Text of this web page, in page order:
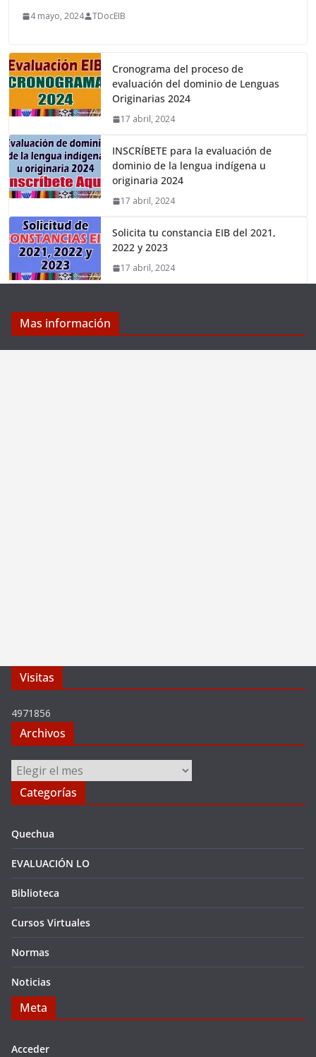
4 mayo, 2024 TDocEIB
Cronograma del proceso de
evaluación del dominio de Lenguas
Originarias 2024
17 abril, 2024
INSCRÍBETE para la evaluación de
dominio de la lengua indígena u
originaria 2024
17 abril, 2024
Solicita tu constancia EIB del 2021,
2022 y 2023
17 abril, 2024
Mas información
Visitas
4971856
Archivos
Archivos
Categorías
Quechua
EVALUACIÓN LO
Biblioteca
Cursos Virtuales
Normas
Noticias
Meta
Acceder